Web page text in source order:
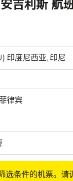
吉利斯 航
选条件的机票。请